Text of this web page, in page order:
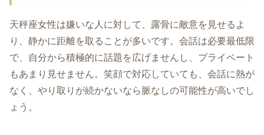
天秤座女性は嫌いな人に対して、露骨に敵意を見せるよ
り、静かに距離を取ることが多いです。会話は必要最低限
で、自分から積極的に話題を広げませんし、プライベート
もあまり見せません。笑顔で対応していても、会話に熱が
なく、やり取りが続かないなら脈なしの可能性が高いでし
ょう。